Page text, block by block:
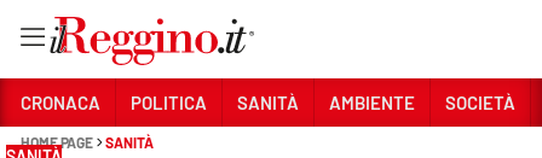
CRONACA POLITICA SANITÀ AMBIENTE SOCIETÀ
HOME PAGE SANITÀ